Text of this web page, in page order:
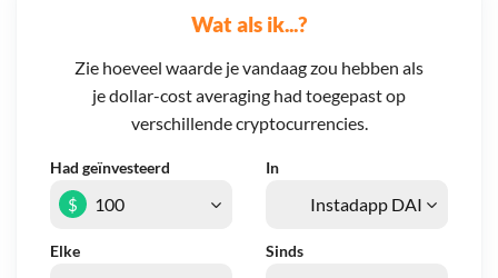
Wat als ik...?
Zie hoeveel waarde je vandaag zou hebben als
je dollar-cost averaging had toegepast op
verschillende cryptocurrencies.
Had geïnvesteerd In
Elke Sinds
$